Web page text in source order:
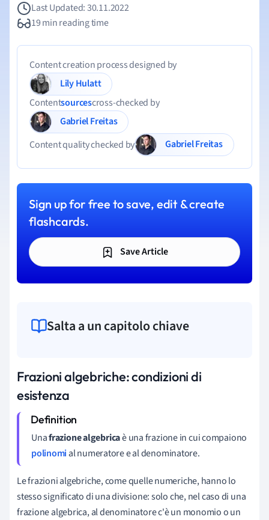
Last Updated: 30.11.2022
19 min reading time
Content creation process designed by
Lily Hulatt
Contentsourcescross-checked by
Gabriel Freitas
Content quality checked by
Gabriel Freitas
Sign up for free to save, edit & create
flashcards.
Save Article
Salta a un capitolo chiave
Frazioni algebriche: condizioni di
esistenza
Unafrazione algebricaè una frazione in cui compaiono
polinomial numeratore e al denominatore.
Le frazioni algebriche, come quelle numeriche, hanno lo
stesso significato di una divisione: solo che, nel caso di una
frazione algebrica, al denominatore c'è un monomio o un